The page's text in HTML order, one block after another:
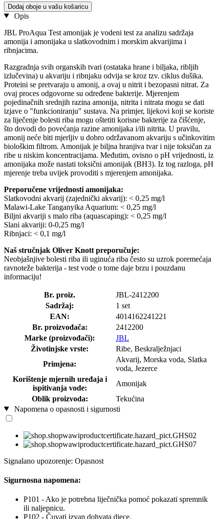
Dodaj oboje u vašu košaricu
Opis
JBL ProAqua Test amonijak je vodeni test za analizu sadržaja
amonija i amonijaka u slatkovodnim i morskim akvarijima i
ribnjacima.
Razgradnja svih organskih tvari (ostataka hrane i biljaka, ribljih
izlučevina) u akvariju i ribnjaku odvija se kroz tzv. ciklus dušika.
Proteini se pretvaraju u amonij, a ovaj u nitrit i bezopasni nitrat. Za
ovaj proces odgovorne su određene bakterije. Mjerenjem
pojedinačnih srednjih razina amonija, nitrita i nitrata mogu se dati
izjave o "funkcioniranju" sustava. Na primjer, lijekovi koji se koriste
za liječenje bolesti riba mogu oštetiti korisne bakterije za čišćenje,
što dovodi do povećanja razine amonijaka i/ili nitrita. U pravilu,
amonij neće biti mjerljiv u dobro održavanom akvariju s učinkovitim
biološkim filtrom. Amonijak je biljna hranjiva tvar i nije toksičan za
ribe u niskim koncentracijama. Međutim, ovisno o pH vrijednosti, iz
amonijaka može nastati toksični amonijak (BH3). Iz tog razloga, pH
mjerenje treba uvijek provoditi s mjerenjem amonijaka.
Preporučene vrijednosti amonijaka:
Slatkovodni akvarij (zajednički akvarij): < 0,25 mg/l
Malawi-Lake Tanganyika Aquarium: < 0,25 mg/l
Biljni akvariji s malo riba (aquascaping): < 0,25 mg/l
Slani akvariji: 0-0,25 mg/l
Ribnjaci: < 0,1 mg/l
Naš stručnjak Oliver Knott preporučuje:
Neobjašnjive bolesti riba ili uginuća riba često su uzrok poremećaja
ravnoteže bakterija - test vode o tome daje brzu i pouzdanu
informaciju!
Br. proiz.
JBL-2412200
Sadržaj:
1 set
EAN:
4014162241221
Br. proizvođača:
2412200
Marke (proizvođači):
JBL
Životinjske vrste:
Ribe, Beskralježnjaci
Primjena:
Akvarij, Morska voda, Slatka
voda, Jezerce
Korištenje mjernih uređaja i
ispitivanja vode:
Amonijak
Oblik proizvoda:
Tekućina
Napomena o opasnosti i sigurnosti
Signalano upozorenje: Opasnost
Sigurnosna napomena:
P101 - Ako je potrebna liječnička pomoć pokazati spremnik
ili naljepnicu.
P102 - Čuvati izvan dohvata djece.